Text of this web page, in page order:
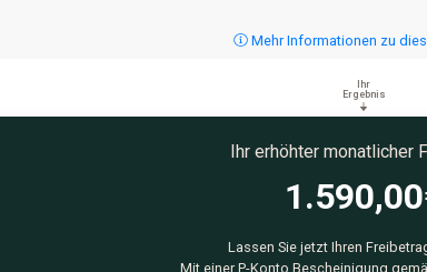
Mehr Informationen zu
Ihr
Ergebnis
Ihr erhöhter monatlicher
1.590,00
Lassen Sie jetzt Ihren
Mit einer P-Konto Bescheinigung